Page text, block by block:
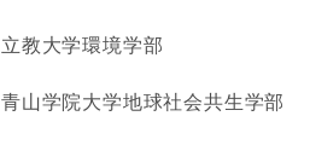
立教大学環境学部
青山学院大学地球社会共生学部